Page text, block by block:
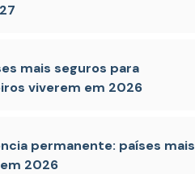
mais seguros para
viverem em 2026
permanente: países mais
2026